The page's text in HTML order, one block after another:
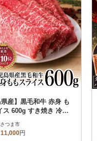
県産】黒毛和牛 赤身 も
ス 600g すき焼き 冷凍
つま市
11,000円